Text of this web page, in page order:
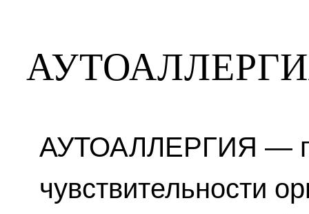
АУТОАЛЛЕРГИЯ —
чувствительности